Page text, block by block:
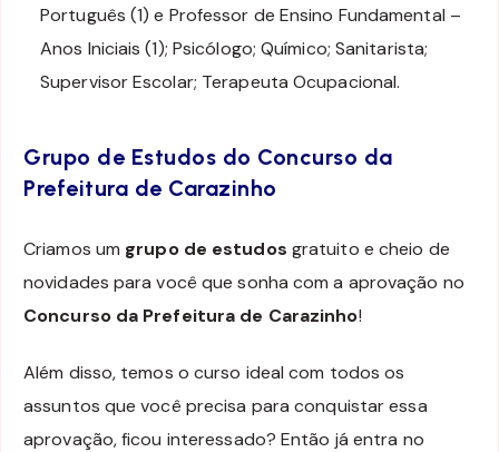
Português (1) e Professor de Ensino Fundamental –
Anos Iniciais (1); Psicólogo; Químico; Sanitarista;
Supervisor Escolar; Terapeuta Ocupacional.
Grupo de Estudos do Concurso da
Prefeitura de Carazinho
Criamos um grupo de estudos gratuito e cheio de
novidades para você que sonha com a aprovação no
Concurso da Prefeitura de Carazinho!
Além disso, temos o curso ideal com todos os
assuntos que você precisa para conquistar essa
aprovação, ficou interessado? Então já entra no